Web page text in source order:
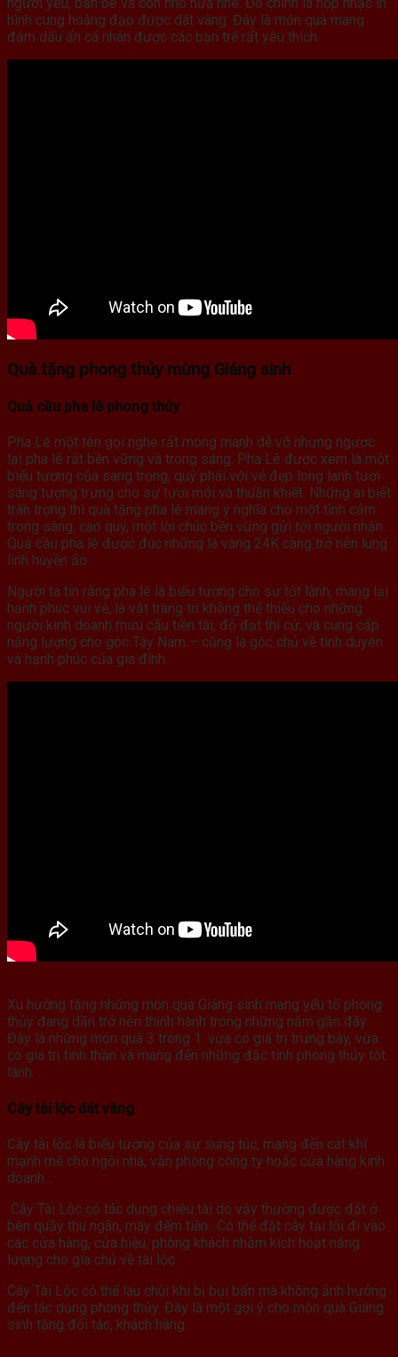
hình cung hoàng đạo được dát vàng. Đây là món quà mang
đậm dấu ấn cá nhân được các bạn trẻ rất yêu thích.
Quà tặng phong thủy mừng Giáng sinh
Quả cầu pha lê phong thủy
Pha Lê một tên gọi nghe rất mong manh dễ vỡ nhưng ngược
lại pha lê rất bền vững và trong sáng. Pha Lê được xem là một
biểu tượng của sang trọng, quý phái với vẻ đẹp long lanh tươi
sáng tượng trưng cho sự tươi mới và thuần khiết. Những ai biết
trân trọng thì quà tặng pha lê mang ý nghĩa cho một tình cảm
trong sáng, cao quý, một lời chúc bền vững gửi tới người nhận.
Quả cầu pha lê được đúc những lá vàng 24K càng trở nên lung
linh huyền ảo.
Người ta tin rằng pha lê là biểu tượng cho sự tốt lành, mang lại
hạnh phúc vui vẻ, là vật trang trí không thể thiếu cho những
người kinh doanh mưu cầu tiền tài, đỗ đạt thi cử, và cung cấp
năng lượng cho góc Tây Nam – cũng là góc chủ về tình duyên
và hạnh phúc của gia đình.
Xu hướng tặng những món quà Giáng sinh mang yếu tố phong
thủy đang dần trở nên thịnh hành trong những năm gần đây.
Đây là những món quà 3 trong 1: vừa có giá trị trưng bày, vừa
có giá trị tinh thần và mang đến những đặc tính phong thủy tốt
lành.
Cây tài lộc dát vàng
Cây tài lộc là biểu tượng của sự sung túc, mang đến cát khí
mạnh mẽ cho ngôi nhà, văn phòng công ty hoặc cửa hàng kinh
doanh…
Cây Tài Lộc có tác dụng chiêu tài do vậy thường được đặt ở
bên quầy thu ngân, máy đếm tiền…Có thể đặt cây tại lối đi vào
các cửa hàng, cửa hiệu, phòng khách nhằm kích hoạt năng
lượng cho gia chủ về tài lộc.
Cây Tài Lộc có thể lau chùi khi bị bụi bẩn mà không ảnh hưởng
đến tác dụng phong thủy. Đây là một gợi ý cho món quà Giáng
sinh tặng đối tác, khách hàng.